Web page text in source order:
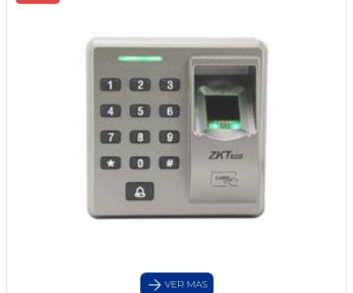
VER MAS